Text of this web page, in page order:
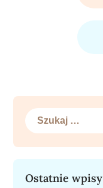
Szukaj:
Ostatnie wpisy